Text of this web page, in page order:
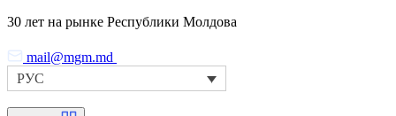
Skip
the
content
30 лет на рынке Республики Молдова
mail@mgm.md
РУС